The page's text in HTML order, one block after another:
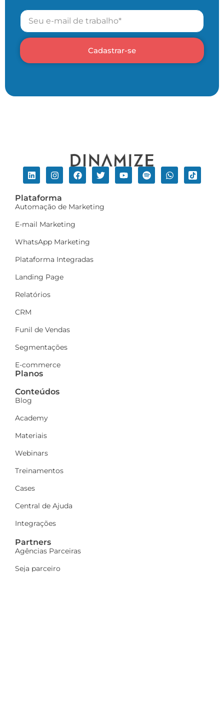
Cadastrar-se
Plataforma
Automação de Marketing
E-mail Marketing
WhatsApp Marketing
Plataforma Integradas
Landing Page
Relatórios
CRM
Funil de Vendas
Segmentações
E-commerce
Planos
Conteúdos
Blog
Academy
Materiais
Webinars
Treinamentos
Cases
Central de Ajuda
Integrações
Partners
Agências Parceiras
Seja parceiro